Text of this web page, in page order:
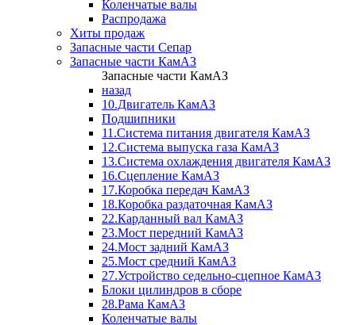
Коленчатые валы
Распродажа
Хиты продаж
Запасные части Сепар
Запасные части КамАЗ
Запасные части КамАЗ
назад
10.Двигатель КамАЗ
Подшипники
11.Система питания двигателя КамАЗ
12.Система выпуска газа КамАЗ
13.Система охлаждения двигателя КамАЗ
16.Сцепление КамАЗ
17.Коробка передач КамАЗ
18.Коробка раздаточная КамАЗ
22.Карданный вал КамАЗ
23.Мост передний КамАЗ
24.Мост задний КамАЗ
25.Мост средний КамАЗ
27.Устройство седельно-сцепное КамАЗ
Блоки цилиндров в сборе
28.Рама КамАЗ
Коленчатые валы